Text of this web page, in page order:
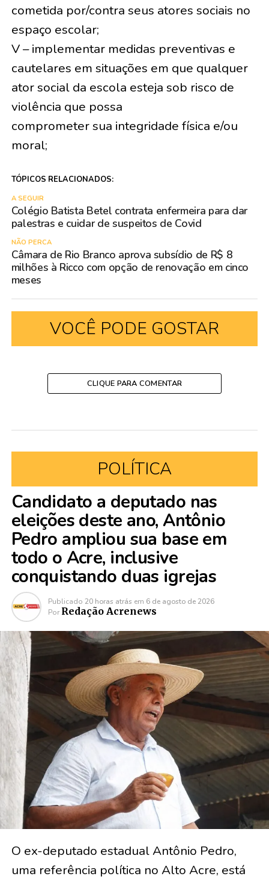
cometida por/contra seus atores sociais no
espaço escolar;
V – implementar medidas preventivas e
cautelares em situações em que qualquer
ator social da escola esteja sob risco de
violência que possa
comprometer sua integridade física e/ou
moral;
TÓPICOS RELACIONADOS:
A SEGUIR
Colégio Batista Betel contrata enfermeira para dar
palestras e cuidar de suspeitos de Covid
NÃO PERCA
Câmara de Rio Branco aprova subsídio de R$ 8
milhões à Ricco com opção de renovação em cinco
meses
VOCÊ PODE GOSTAR
CLIQUE PARA COMENTAR
POLÍTICA
Candidato a deputado nas
eleições deste ano, Antônio
Pedro ampliou sua base em
todo o Acre, inclusive
conquistando duas igrejas
Publicado 20 horas atrás em 6 de agosto de 2026
Por Redação Acrenews
O ex-deputado estadual Antônio Pedro,
uma referência política no Alto Acre, está